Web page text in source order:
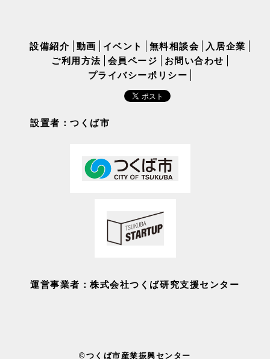
設備紹介 動画 イベント 無料相談会
入居企業
ご利用方法
会員ページ
お問い合わせ
プライバシーポリシー
設置者：つくば市
運営事業者：株式会社つくば研究支援センター
©つくば市産業振興センター